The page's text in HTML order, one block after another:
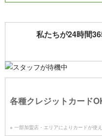
私たちが24時間
各種クレジットカード
※ 一部加盟店・エリアによりカードが使